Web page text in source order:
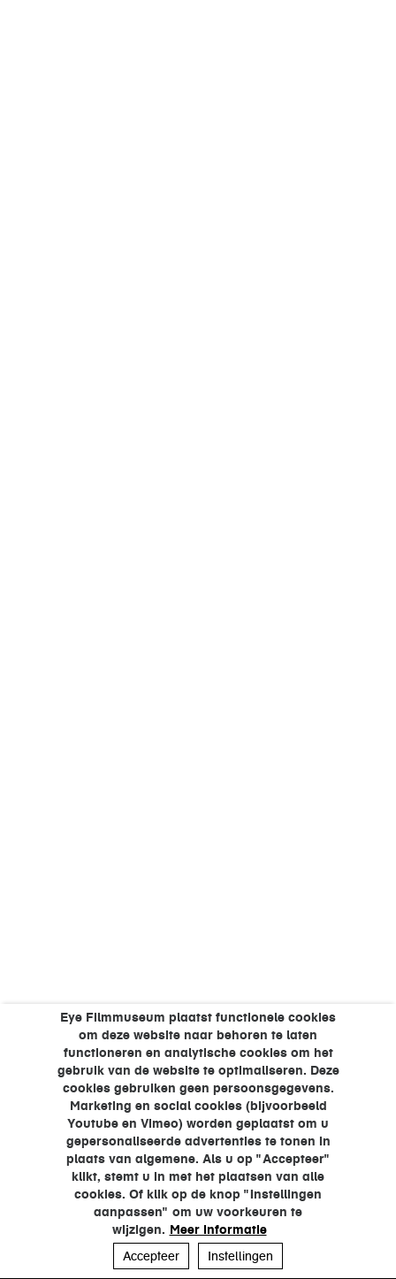
Eye Filmmuseum plaatst functionele cookies
om deze website naar behoren te laten
functioneren en analytische cookies om het
gebruik van de website te optimaliseren. Deze
cookies gebruiken geen persoonsgegevens.
Marketing en social cookies (bijvoorbeeld
Youtube en Vimeo) worden geplaatst om u
gepersonaliseerde advertenties te tonen in
plaats van algemene. Als u op "Accepteer"
klikt, stemt u in met het plaatsen van alle
cookies. Of klik op de knop "Instellingen
aanpassen" om uw voorkeuren te
wijzigen. Meer informatie
Accepteer
Instellingen